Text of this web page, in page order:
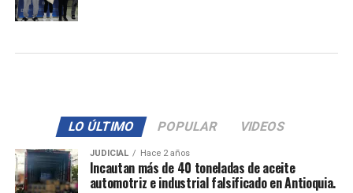
LO ÚLTIMO POPULAR VIDEOS
JUDICIAL Hace 2 años
Incautan más de 40 toneladas de aceite
automotriz e industrial falsificado en Antioquia.